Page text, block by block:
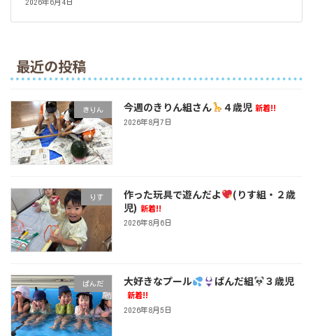
最近の投稿
きりん 今週のきりん組さん ４歳児 新着!!
2026年8月7日
りす 作った玩具で遊んだよ
(りす組・２歳
児) 新着!!
2026年8月6日
ぱんだ 大好きなプール ぱんだ組 ３歳児
新着!!
2026年8月5日